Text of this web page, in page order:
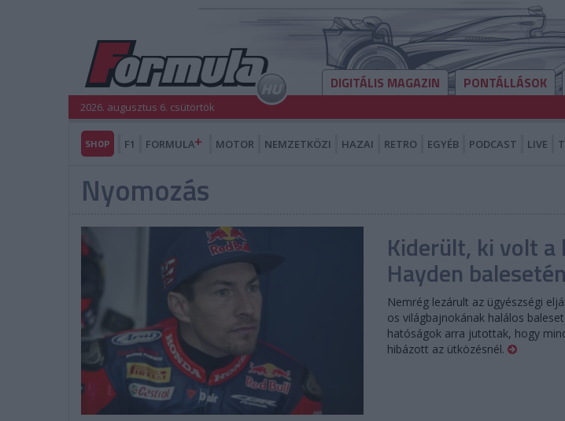
DIGITÁLIS MAGAZIN PONTÁLLÁSOK
2026. augusztus 6. csütörtök
SHOP F1 FORMULA MOTOR NEMZETKÖZI HAZAI RETRO EGYÉB PODCAST LIVE
Nyomozás
Kiderült, ki volt a
Hayden
Nemrég lezárult az ügyészségi
os világbajnokának halálos
hatóságok arra jutottak, hogy
hibázott az ütközésnél.